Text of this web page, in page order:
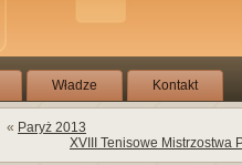
Władze Kontakt
« Paryż 2013
XVIII Tenisowe Mistrzostwa